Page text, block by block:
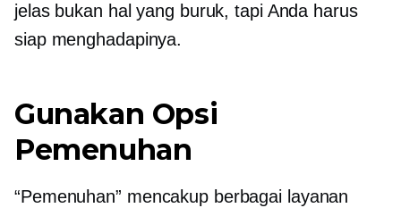
jelas bukan hal yang buruk, tapi Anda harus
siap menghadapinya.
Gunakan Opsi
Pemenuhan
“Pemenuhan” mencakup berbagai layanan